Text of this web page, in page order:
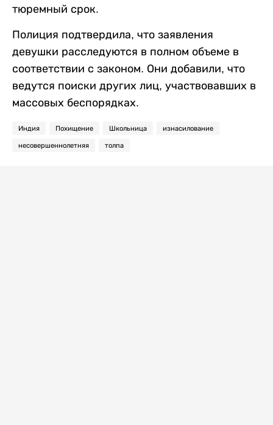
тюремный срок.
Полиция подтвердила, что заявления
девушки расследуются в полном объеме в
соответствии с законом. Они добавили, что
ведутся поиски других лиц, участвовавших в
массовых беспорядках.
Индия Похищение Школьница изнасилование
несовершеннолетняя толпа